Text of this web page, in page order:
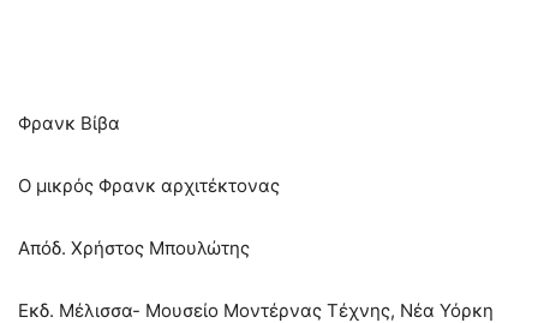
Φρανκ Βίβα
Ο μικρός Φρανκ αρχιτέκτονας
Απόδ. Χρήστος Μπουλώτης
Εκδ. Μέλισσα- Μουσείο Μοντέρνας Τέχνης, Νέα Υόρκη